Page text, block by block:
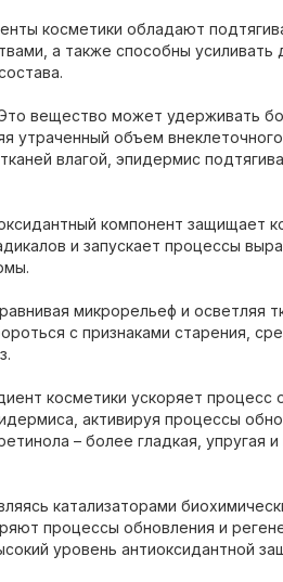
косметики обладают
а также способны усиливать
вещество может удерживать
утраченный объем
влагой, эпидермис
компонент защищает
и запускает процессы
микрорельеф и осветляя
с признаками старения,
косметики ускоряет процесс
активируя процессы
– более гладкая, упругая
катализаторами
процессы обновления и
уровень антиоксидантной